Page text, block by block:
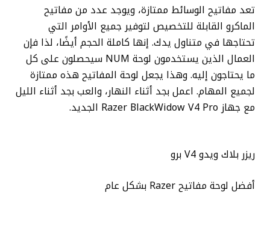
تعد مفاتيح الوسائط ممتازة، ويوجد عدد من مفاتيح
الماكرو القابلة للتخصيص لتوفير جميع الأوامر التي
تحتاجها في متناول يدك. إنها كاملة الحجم أيضًا، لذا فإن
العمال الذين يستخدمون لوحة NUM سيحصلون على كل
ما يحتاجون إليه. وهذا يجعل لوحة المفاتيح هذه ممتازة
لجميع المهام. اعمل بجد أثناء النهار، والعب بجد أثناء الليل
مع جهاز Razer BlackWidow V4 Pro الجديد.
ريزر بلاك ويدو V4 برو
أفضل لوحة مفاتيح Razer بشكل عام